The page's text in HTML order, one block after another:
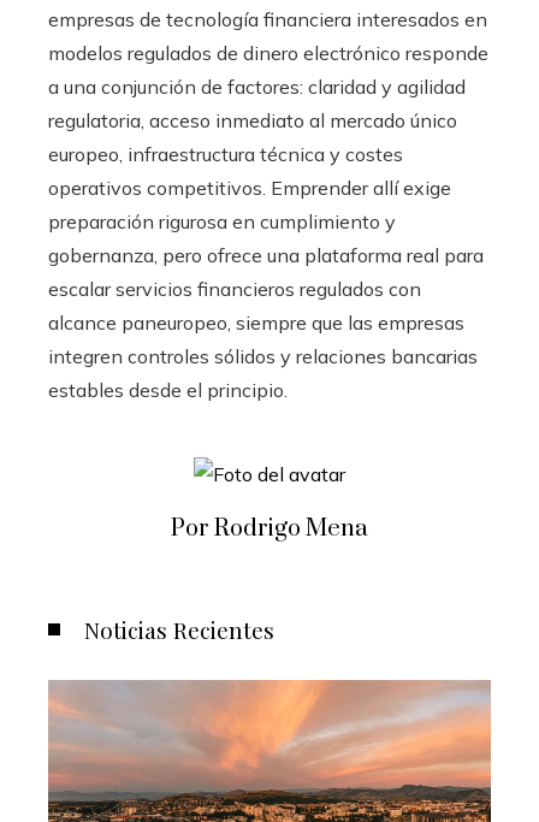
empresas de tecnología financiera interesados en
modelos regulados de dinero electrónico responde
a una conjunción de factores: claridad y agilidad
regulatoria, acceso inmediato al mercado único
europeo, infraestructura técnica y costes
operativos competitivos. Emprender allí exige
preparación rigurosa en cumplimiento y
gobernanza, pero ofrece una plataforma real para
escalar servicios financieros regulados con
alcance paneuropeo, siempre que las empresas
integren controles sólidos y relaciones bancarias
estables desde el principio.
Por Rodrigo Mena
Noticias Recientes